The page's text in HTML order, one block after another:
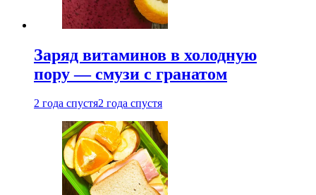
Заряд витаминов в холодную
пору — смузи с гранатом
2 года спустя2 года спустя